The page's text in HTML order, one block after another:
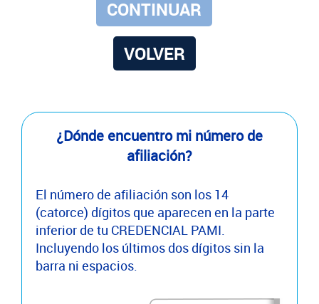
VOLVER
¿Dónde encuentro mi número de
afiliación?
El número de afiliación son los 14
(catorce) dígitos que aparecen en la parte
inferior de tu CREDENCIAL PAMI.
Incluyendo los últimos dos dígitos sin la
barra ni espacios.